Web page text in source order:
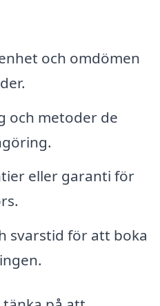
och omdömen
och metoder de
eller garanti för
svarstid för att boka